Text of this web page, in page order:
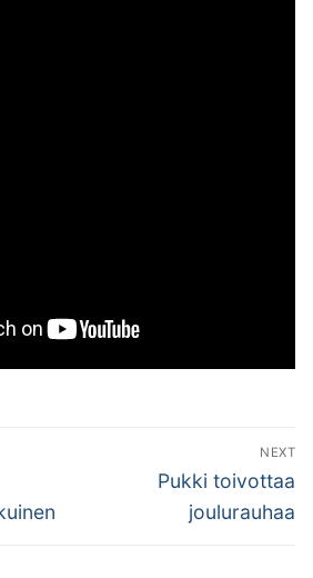
NEXT
Next
post:
Pukki toivottaa
joulurauhaa